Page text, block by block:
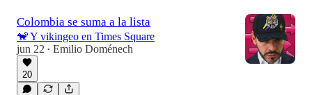
Colombia se suma a la lista
🐒 Y vikingeo en Times Square
jun 22 • Emilio Doménech
20